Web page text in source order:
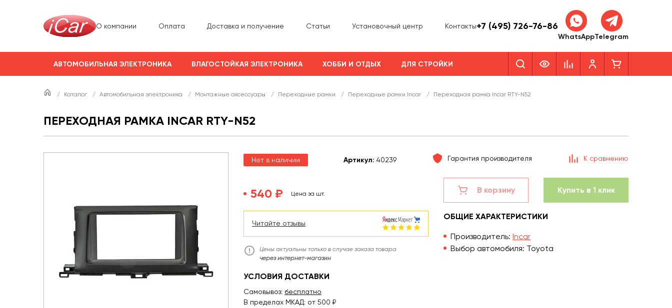
О компании Оплата Доставка и получение Статьи Установочный центр Контакты+7 (495) 726-76-86
WhatsAppTelegram
АВТОМОБИЛЬНАЯ ЭЛЕКТРОНИКА ВЛАГОСТОЙКАЯ ЭЛЕКТРОНИКА ХОББИ И ОТДЫХ ДЛЯ СТРОЙКИ
/ Каталог / Автомобильная электроника / Монтажные аксессуары / Переходные рамки / Переходные рамки Incar / Переходная рамка Incar RTY-N52
ПЕРЕХОДНАЯ РАМКА INCAR RTY-N52
Нет в наличии Артикул: 40239 Гарантия производителя К сравнению
540 ₽ Цена за шт.
Читайте отзывы
Цены актуальны только в случае заказа товара
через интернет-магазин
УСЛОВИЯ ДОСТАВКИ
Самовывоз: бесплатно
В пределах МКАД: от 500 ₽
В корзину Купить в 1 клик
ОБЩИЕ ХАРАКТЕРИСТИКИ
Производитель: Incar
Выбор автомобиля: Toyota